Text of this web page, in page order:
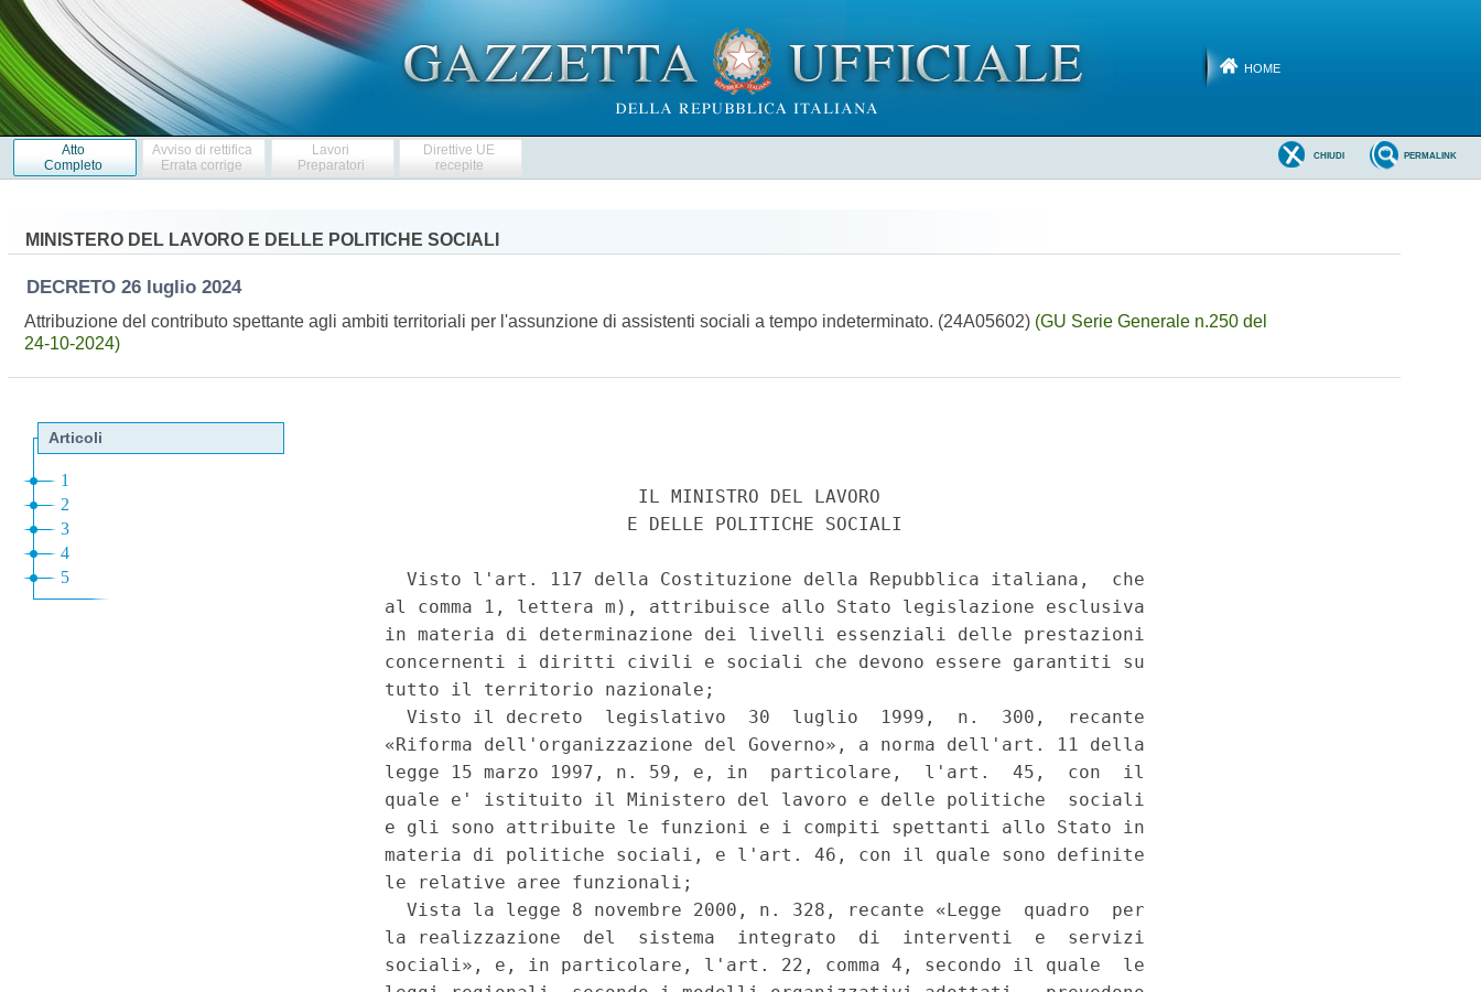
HOME
Atto
Completo
Avviso di rettifica
Errata corrige
Lavori
Preparatori
Direttive UE
recepite
PERMALINK
CHIUDI
MINISTERO DEL LAVORO E DELLE POLITICHE SOCIALI
DECRETO 26 luglio 2024
Attribuzione del contributo spettante agli ambiti territoriali per l'assunzione di assistenti sociali a tempo indeterminato. (24A05602) (GU Serie Generale n.250 del
24-10-2024)